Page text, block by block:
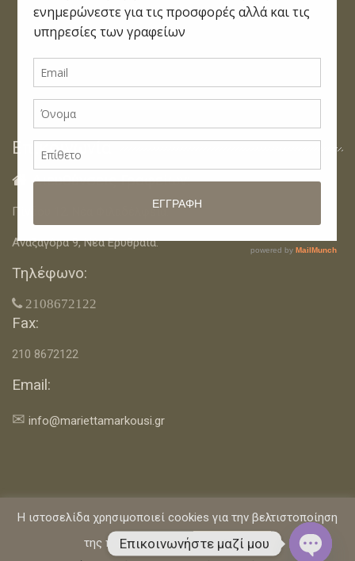
Επικοινωνία
 Διευθύνσεις Γραφείων:
Πίνδου 12, Νέα Φιλαδέλφεια.
Αναξαγόρα 9, Νέα Ερυθραία.
Τηλέφωνο:
 2108672122
Fax:
210 8672122
Email:
✉ info@mariettamarkousi.gr
Αρχική Επικοινωνία
Όροι Χρήσης & Πολιτική Απορρήτου
Η Διαιτολόγος
Η ιστοσελίδα χρησιμοποιεί cookies για την βελτιστοποίηση
της πλοήγησής σας.
Αποδέχομαι
Επικοινωνήστε μαζί μου